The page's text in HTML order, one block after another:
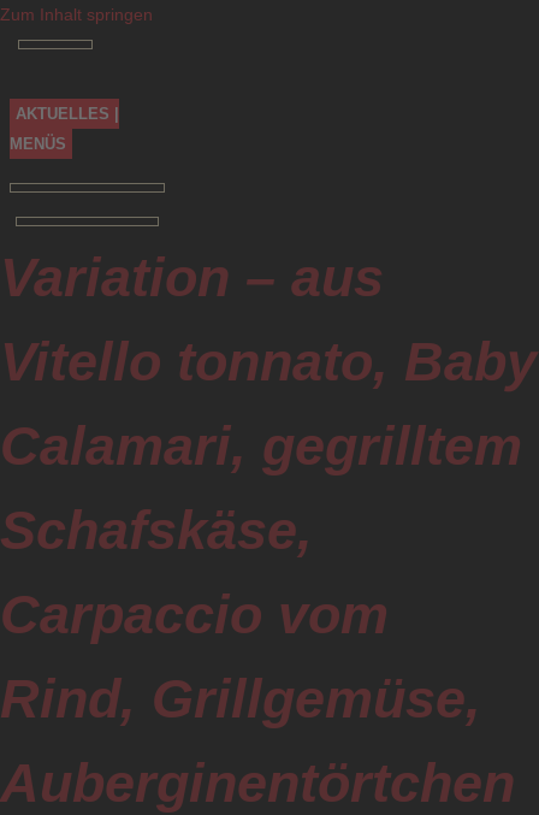
Zum Inhalt springen
AKTUELLES |
MENÜS
Variation – aus
Vitello tonnato, Baby
Calamari, gegrilltem
Schafskäse,
Carpaccio vom
Rind, Grillgemüse,
Auberginentörtchen